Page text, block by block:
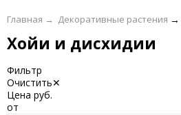
Главная → Декоративные растения →
Хойи и дисхидии
Фильтр
Очистить✕
Цена руб.
от